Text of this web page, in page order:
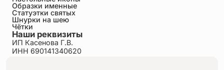
Образки именные
Статуэтки святых
Шнурки на шею
Чётки
Наши реквизиты
ИП Касенова Г.В.
ИНН 690141340620